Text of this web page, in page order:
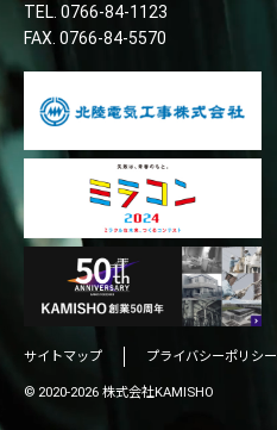
TEL. 0766-84-1123
FAX. 0766-84-5570
サイトマップ プライバシーポリシー
© 2020-2026 株式会社KAMISHO